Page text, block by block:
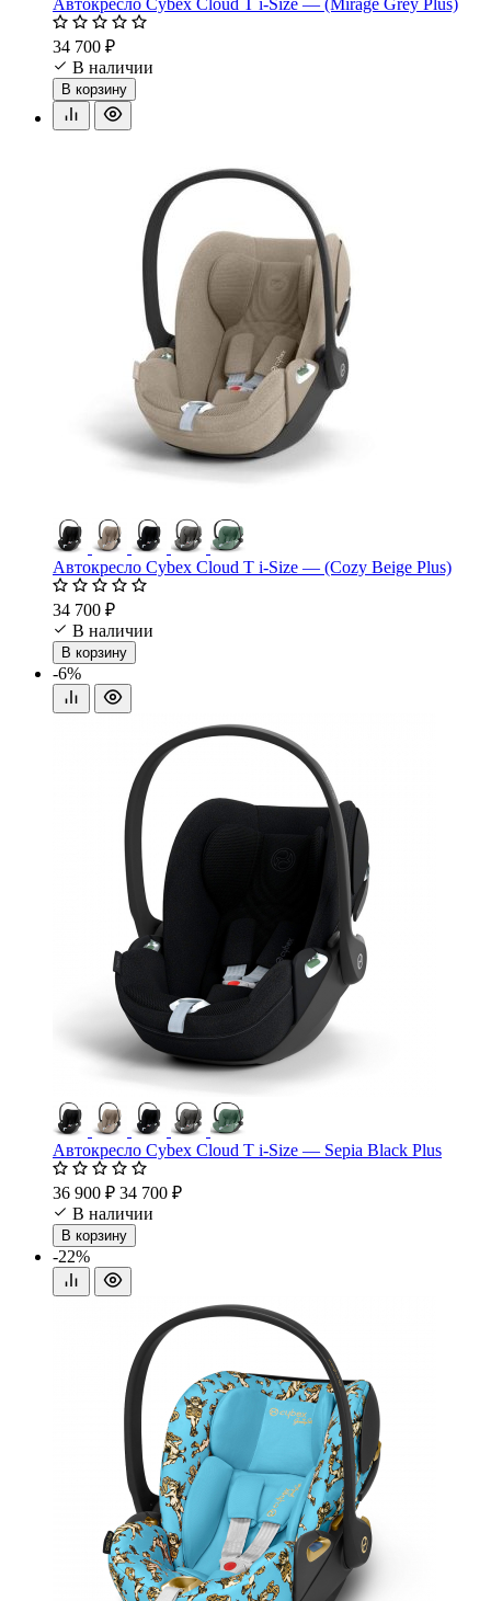
34 700 ₽
В наличии
В корзину
Автокресло Cybex Cloud T i-Size — (Cozy Beige Plus)
34 700 ₽
В наличии
В корзину
-6%
Автокресло Cybex Cloud T i-Size — Sepia Black Plus
36 900 ₽ 34 700 ₽
В наличии
В корзину
-22%